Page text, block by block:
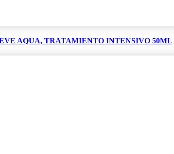
AQUA, TRATAMIENTO INTENSIVO 50ML